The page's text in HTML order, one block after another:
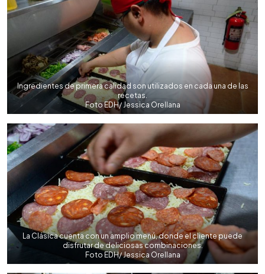
Ingredientes de primera calidad son utilizados en cada una de las
recetas.
Foto EDH/ Jessica Orellana
La Clásica cuenta con un amplio menú, donde el cliente puede
disfrutar de deliciosas combinaciones.
Foto EDH/ Jessica Orellana